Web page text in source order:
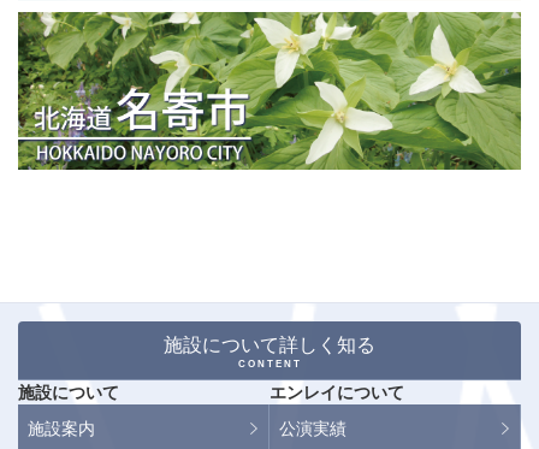
施設について詳しく知る
CONTENT
施設について
施設案内
エンレイについて
公演実績